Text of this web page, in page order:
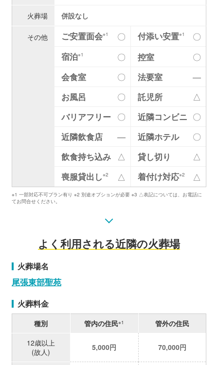
火葬場 併設なし
その他 ご安置面会※1 〇 付添い安置※1
〇
宿泊※1 〇 控室
〇
会食室
〇 法要室
―
お風呂
〇 託児所
△
バリアフリー 〇 近隣コンビニ 〇
近隣飲食店
― 近隣ホテル
〇
飲食持ち込み
△ 貸し切り
△
喪服貸出し※2 △ 着付け対応※2 △
※1 一部対応不可プラン有り ※2 別途オプションが必要 ※3 △表記については、お電話に
てお問合せください。
よく利用される近隣の火葬場
火葬場名
尾張東部聖苑
火葬料金
種別 管内の住民※1
管外の住民
12歳以上
(故人)
5,000円 70,000円